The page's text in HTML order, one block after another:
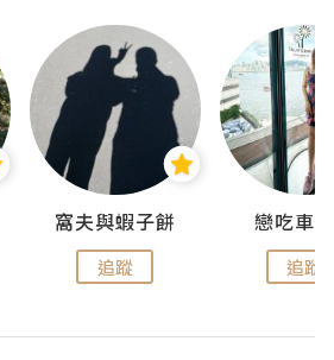
窩夫與蝦子餅
追蹤
戀吃車
追蹤